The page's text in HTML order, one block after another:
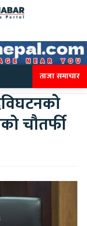
ताजा समाचार
चौतर्फी